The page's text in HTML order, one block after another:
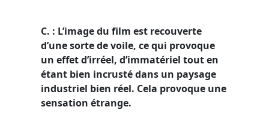
C. : L’image du film est recouverte
d’une sorte de voile, ce qui provoque
un effet d’irréel, d’immatériel tout en
étant bien incrusté dans un paysage
industriel bien réel. Cela provoque une
sensation étrange.